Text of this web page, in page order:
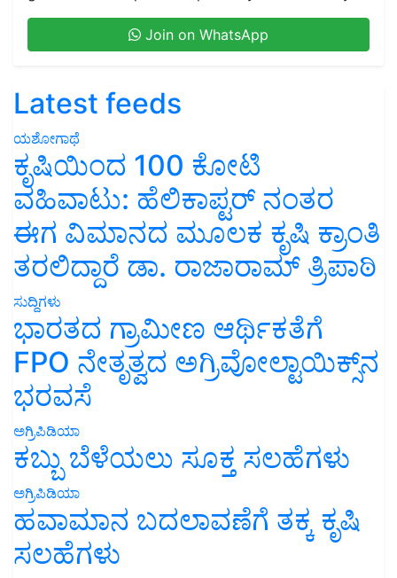
Join on WhatsApp
Latest feeds
ಯಶೋಗಾಥೆ
ಕೃಷಿಯಿಂದ 100 ಕೋಟಿ
ವಹಿವಾಟು: ಹೆಲಿಕಾಪ್ಟರ್ ನಂತರ
ಈಗ ವಿಮಾನದ ಮೂಲಕ ಕೃಷಿ ಕ್ರಾಂತಿ
ತರಲಿದ್ದಾರೆ ಡಾ. ರಾಜಾರಾಮ್ ತ್ರಿಪಾಠಿ
ಸುದ್ದಿಗಳು
ಭಾರತದ ಗ್ರಾಮೀಣ ಆರ್ಥಿಕತೆಗೆ
FPO ನೇತೃತ್ವದ ಅಗ್ರಿವೋಲ್ಟಾಯಿಕ್ಸ್‌ನ
ಭರವಸೆ
ಅಗ್ರಿಪಿಡಿಯಾ
ಕಬ್ಬು ಬೆಳೆಯಲು ಸೂಕ್ತ ಸಲಹೆಗಳು
ಅಗ್ರಿಪಿಡಿಯಾ
ಹವಾಮಾನ ಬದಲಾವಣೆಗೆ ತಕ್ಕ ಕೃಷಿ
ಸಲಹೆಗಳು